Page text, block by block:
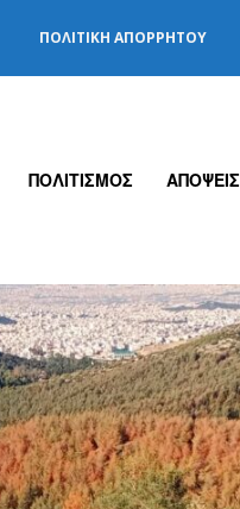
ΠΟΛΙΤΙΚΉ ΑΠΟΡΡΉΤΟΥ
ΠΟΛΙΤΙΣΜΟΣ ΑΠΟΨΕΙΣ